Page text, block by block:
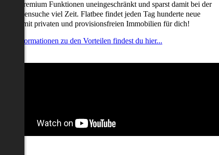
alle Premium Funktionen uneingeschränkt und sparst damit bei der
viel Zeit. Flatbee findet jeden Tag hunderte neue
mit privaten und provisionsfreien Immobilien für dich!
Informationen zu den Vorteilen findest du hier...